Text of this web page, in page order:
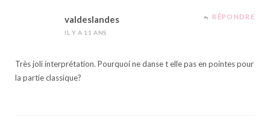
valdeslandes
IL Y A 11 ANS
RÉPONDRE
Très joli interprétation. Pourquoi ne danse t elle pas en pointes pour
la partie classique?